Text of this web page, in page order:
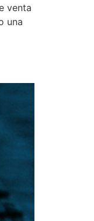
venta
una